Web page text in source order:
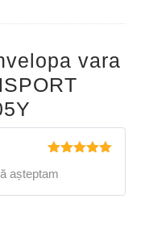
vara
5din 5
așteptam